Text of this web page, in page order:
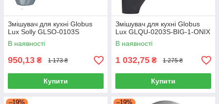
Змішувач для кухні Globus
Lux Solly GLSO-0103S
В наявності
950,13 ₴ 1 173 ₴
Купити
Змішувач для кухні Globus
Lux GLQU-0203S-BIG-1-ONIX
В наявності
1 032,75 ₴ 1 275 ₴
Купити
–19% –19%